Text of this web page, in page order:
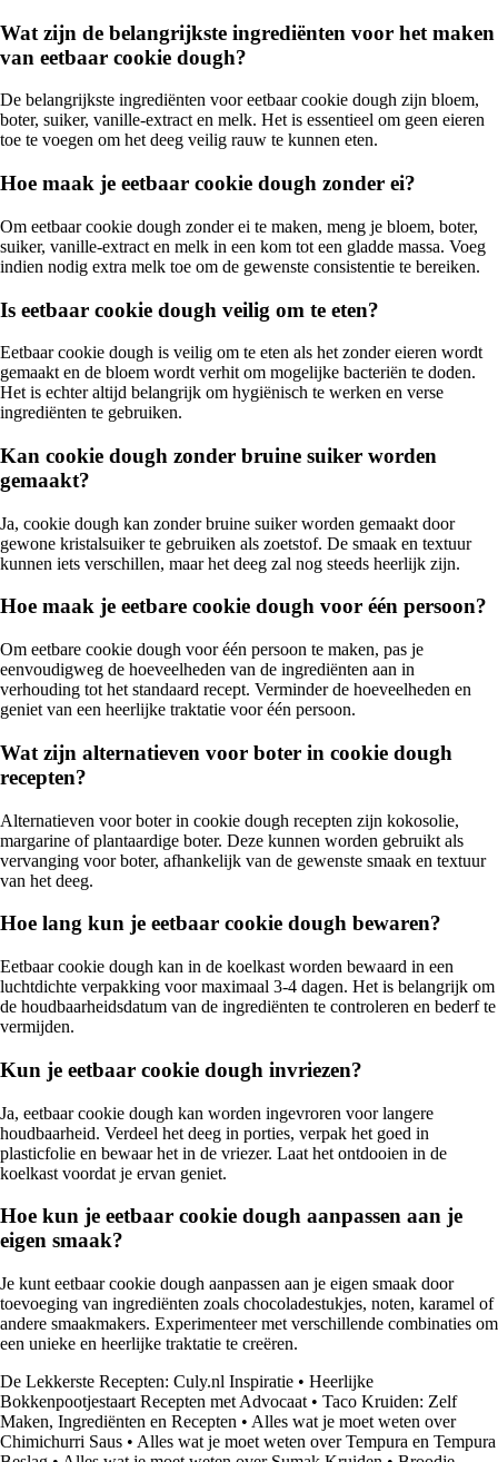
Wat zijn de belangrijkste ingrediënten voor het maken
van eetbaar cookie dough?
De belangrijkste ingrediënten voor eetbaar cookie dough zijn bloem,
boter, suiker, vanille-extract en melk. Het is essentieel om geen eieren
toe te voegen om het deeg veilig rauw te kunnen eten.
Hoe maak je eetbaar cookie dough zonder ei?
Om eetbaar cookie dough zonder ei te maken, meng je bloem, boter,
suiker, vanille-extract en melk in een kom tot een gladde massa. Voeg
indien nodig extra melk toe om de gewenste consistentie te bereiken.
Is eetbaar cookie dough veilig om te eten?
Eetbaar cookie dough is veilig om te eten als het zonder eieren wordt
gemaakt en de bloem wordt verhit om mogelijke bacteriën te doden.
Het is echter altijd belangrijk om hygiënisch te werken en verse
ingrediënten te gebruiken.
Kan cookie dough zonder bruine suiker worden
gemaakt?
Ja, cookie dough kan zonder bruine suiker worden gemaakt door
gewone kristalsuiker te gebruiken als zoetstof. De smaak en textuur
kunnen iets verschillen, maar het deeg zal nog steeds heerlijk zijn.
Hoe maak je eetbare cookie dough voor één persoon?
Om eetbare cookie dough voor één persoon te maken, pas je
eenvoudigweg de hoeveelheden van de ingrediënten aan in
verhouding tot het standaard recept. Verminder de hoeveelheden en
geniet van een heerlijke traktatie voor één persoon.
Wat zijn alternatieven voor boter in cookie dough
recepten?
Alternatieven voor boter in cookie dough recepten zijn kokosolie,
margarine of plantaardige boter. Deze kunnen worden gebruikt als
vervanging voor boter, afhankelijk van de gewenste smaak en textuur
van het deeg.
Hoe lang kun je eetbaar cookie dough bewaren?
Eetbaar cookie dough kan in de koelkast worden bewaard in een
luchtdichte verpakking voor maximaal 3-4 dagen. Het is belangrijk om
de houdbaarheidsdatum van de ingrediënten te controleren en bederf te
vermijden.
Kun je eetbaar cookie dough invriezen?
Ja, eetbaar cookie dough kan worden ingevroren voor langere
houdbaarheid. Verdeel het deeg in porties, verpak het goed in
plasticfolie en bewaar het in de vriezer. Laat het ontdooien in de
koelkast voordat je ervan geniet.
Hoe kun je eetbaar cookie dough aanpassen aan je
eigen smaak?
Je kunt eetbaar cookie dough aanpassen aan je eigen smaak door
toevoeging van ingrediënten zoals chocoladestukjes, noten, karamel of
andere smaakmakers. Experimenteer met verschillende combinaties om
een unieke en heerlijke traktatie te creëren.
De Lekkerste Recepten: Culy.nl Inspiratie • Heerlijke
Bokkenpootjestaart Recepten met Advocaat • Taco Kruiden: Zelf
Maken, Ingrediënten en Recepten • Alles wat je moet weten over
Chimichurri Saus • Alles wat je moet weten over Tempura en Tempura